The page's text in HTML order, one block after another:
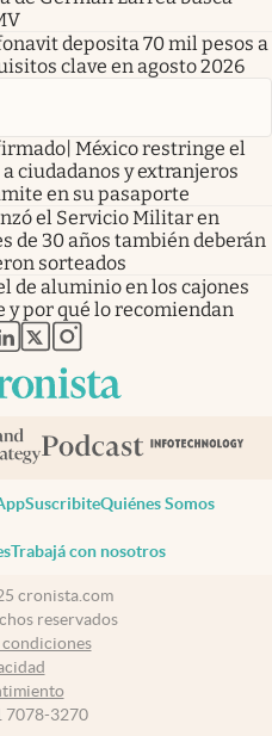
deposita 70 mil pesos a
clave en agosto 2026
México restringe el
ciudadanos y extranjeros
en su pasaporte
el Servicio Militar en
de 30 años también deberán
sorteados
de aluminio en los cajones
y por qué lo recomiendan
nueva pestaña
en nueva pestaña
abre en nueva pestaña
abre en nueva pestaña
abre en nueva pestaña
SuscribiteQuiénes Somos
Trabajá con nosotros
cronista.com
reservados
7078-3270